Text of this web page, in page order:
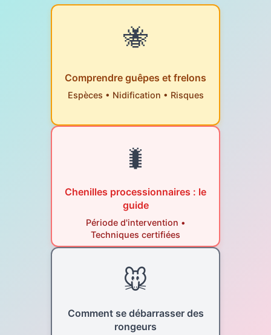
🐝
Comprendre guêpes et frelons
Espèces • Nidification • Risques
🐛
Chenilles processionnaires : le
guide
Période d'intervention •
Techniques certifiées
🐭
Comment se débarrasser des
rongeurs